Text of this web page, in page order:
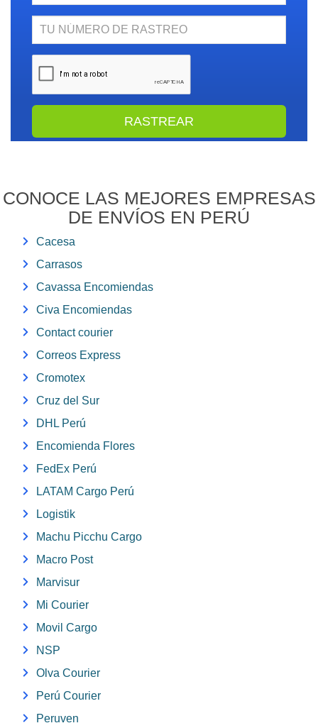
N.
CONOCE LAS MEJORES EMPRESAS
DE ENVÍOS EN PERÚ
Cacesa
Carrasos
Cavassa Encomiendas
Civa Encomiendas
Contact courier
Correos Express
Cromotex
Cruz del Sur
DHL Perú
Encomienda Flores
FedEx Perú
LATAM Cargo Perú
Logistik
Machu Picchu Cargo
Macro Post
Marvisur
Mi Courier
Movil Cargo
NSP
Olva Courier
Perú Courier
Peruven